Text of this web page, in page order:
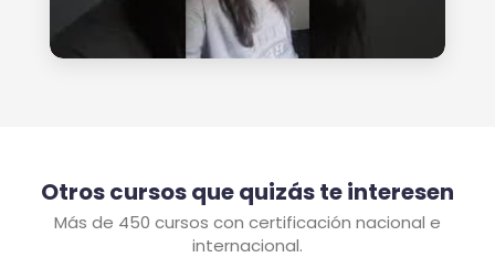
Otros cursos que quizás te interesen
Más de 450 cursos con certificación nacional e
internacional.